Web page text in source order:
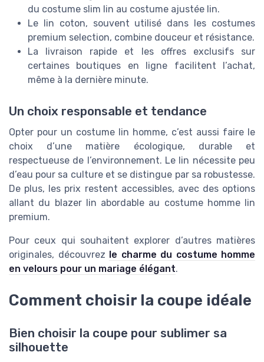
du costume slim lin au costume ajustée lin.
Le lin coton, souvent utilisé dans les costumes
premium selection, combine douceur et résistance.
La livraison rapide et les offres exclusifs sur
certaines boutiques en ligne facilitent l’achat,
même à la dernière minute.
Un choix responsable et tendance
Opter pour un costume lin homme, c’est aussi faire le
choix d’une matière écologique, durable et
respectueuse de l’environnement. Le lin nécessite peu
d’eau pour sa culture et se distingue par sa robustesse.
De plus, les prix restent accessibles, avec des options
allant du blazer lin abordable au costume homme lin
premium.
Pour ceux qui souhaitent explorer d’autres matières
originales, découvrez le charme du costume homme
en velours pour un mariage élégant.
Comment choisir la coupe idéale
Bien choisir la coupe pour sublimer sa
silhouette